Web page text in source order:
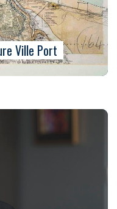
Ville Port